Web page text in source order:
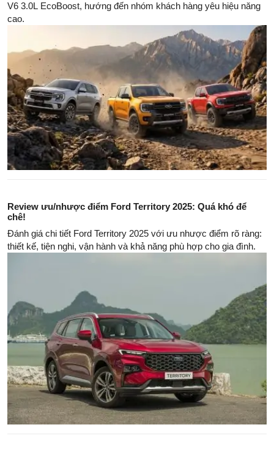
V6 3.0L EcoBoost, hướng đến nhóm khách hàng yêu hiệu năng
cao.
Review ưu/nhược điểm Ford Territory 2025: Quá khó để
chê!
Đánh giá chi tiết Ford Territory 2025 với ưu nhược điểm rõ ràng:
thiết kế, tiện nghi, vận hành và khả năng phù hợp cho gia đình.